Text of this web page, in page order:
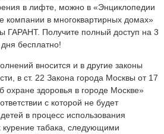
в лифте, можно в «Энциклопедии
в многоквартирных домах»
ГАРАНТ. Получите полный доступ на 3
дня бесплатно!
вносится и в другие законы
в ст. 22 Закона города Москвы от 17
здоровья в городе Москве»
с которой не будет
в процесс использования
табака, следующими